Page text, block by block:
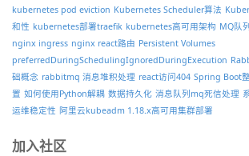
kubernetes pod eviction Kubernetes Scheduler算法
和性 kubernetes部署traefik kubernetes高可用架构 MQ队
nginx ingress nginx react路由 Persistent Volumes
preferredDuringSchedulingIgnoredDuringExecution
础概念 rabbitmq 消息堆积处理 react访问404 Spring Boot
置 如何使用Python解耦 数据持久化 消息队列mq死信处理
运维稳定性 阿里云kubeadm 1.18.x高可用集群部署
加入社区